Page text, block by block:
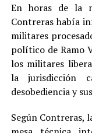
En horas de la
Contreras había
militares
político de Ramo
los militares
la jurisdicción
desobediencia y
Según Contreras,